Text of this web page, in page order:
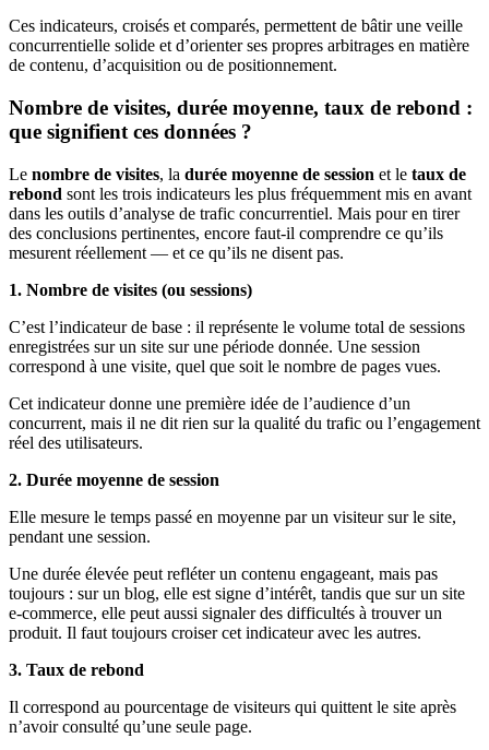
Ces indicateurs, croisés et comparés, permettent de bâtir une veille
concurrentielle solide et d’orienter ses propres arbitrages en matière
de contenu, d’acquisition ou de positionnement.
Nombre de visites, durée moyenne, taux de rebond :
que signifient ces données ?
Le nombre de visites, la durée moyenne de session et le taux de
rebond sont les trois indicateurs les plus fréquemment mis en avant
dans les outils d’analyse de trafic concurrentiel. Mais pour en tirer
des conclusions pertinentes, encore faut-il comprendre ce qu’ils
mesurent réellement — et ce qu’ils ne disent pas.
1. Nombre de visites (ou sessions)
C’est l’indicateur de base : il représente le volume total de sessions
enregistrées sur un site sur une période donnée. Une session
correspond à une visite, quel que soit le nombre de pages vues.
Cet indicateur donne une première idée de l’audience d’un
concurrent, mais il ne dit rien sur la qualité du trafic ou l’engagement
réel des utilisateurs.
2. Durée moyenne de session
Elle mesure le temps passé en moyenne par un visiteur sur le site,
pendant une session.
Une durée élevée peut refléter un contenu engageant, mais pas
toujours : sur un blog, elle est signe d’intérêt, tandis que sur un site
e-commerce, elle peut aussi signaler des difficultés à trouver un
produit. Il faut toujours croiser cet indicateur avec les autres.
3. Taux de rebond
Il correspond au pourcentage de visiteurs qui quittent le site après
n’avoir consulté qu’une seule page.